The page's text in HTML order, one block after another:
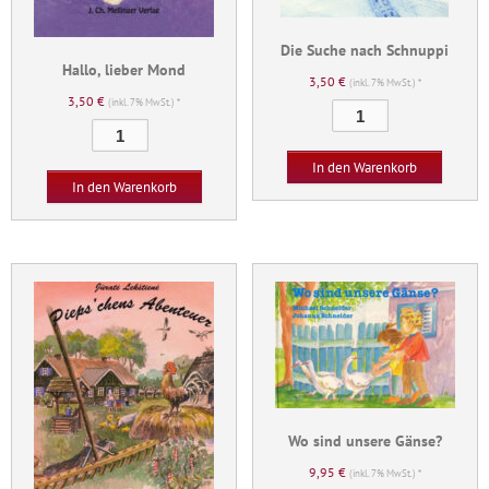
Hallo, lieber Mond
3,50€ (inkl. 7% MwSt.) *
lieber
Mond
Menge
In den Warenkorb
Die Suche nach Schnuppi
3,50 € (inkl. 7% MwSt.) *
Suche
nach
Schnuppi
Menge
In den Warenkorb
Wo sind unsere Gänse?
9,95 € (inkl. 7% MwSt.) *